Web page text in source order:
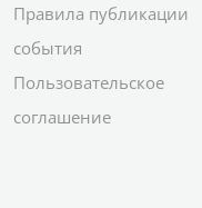
Правила публикации
события
Пользовательское
соглашение